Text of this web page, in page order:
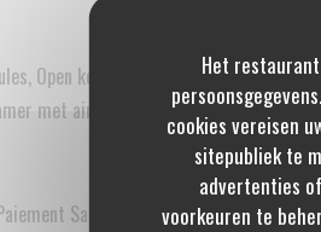
Het
cookies vereisen
sitepubliek te
advertenties
voorkeuren te
Open keuken, Wijnbar, Wijnverkoop,
met airconditioning, Geblokkeerde
Betaalmethoden
Sans ContactPaiement Sans